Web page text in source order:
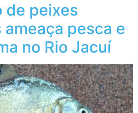
de peixes
pesca e
no Rio Jacuí